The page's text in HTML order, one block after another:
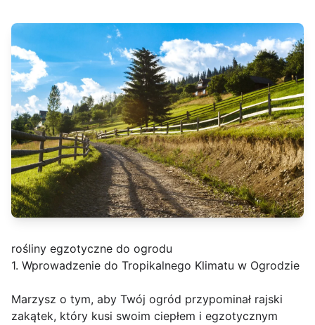
rośliny egzotyczne do ogrodu
1. Wprowadzenie do Tropikalnego Klimatu w Ogrodzie
Marzysz o tym, aby Twój ogród przypominał rajski
zakątek, który kusi swoim ciepłem i egzotycznym